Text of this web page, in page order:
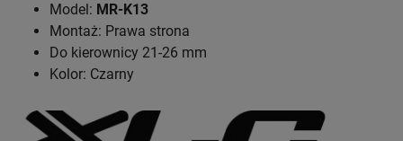
Model: MR-K13
Montaż: Prawa strona
Do kierownicy 21-26 mm
Kolor: Czarny